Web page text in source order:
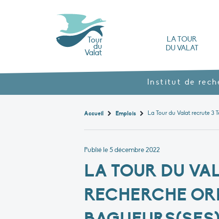
Tour
du
Valat
LA TOUR
DU VALAT
Institut de
Accueil Emplois
Publié le5 décembre 2022
LA TOUR DU
RECHERCHE